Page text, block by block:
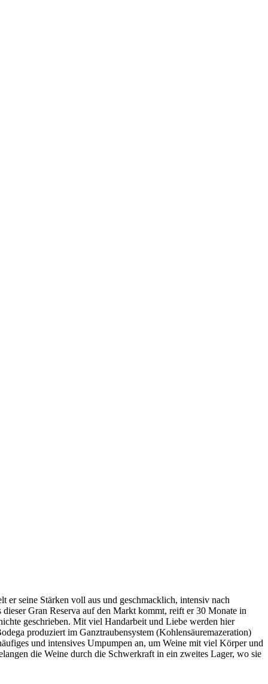
seine Stärken voll aus und geschmacklich, intensiv nach
Gran Reserva auf den Markt kommt, reift er 30 Monate in
geschrieben. Mit viel Handarbeit und Liebe werden hier
produziert im Ganztraubensystem (Kohlensäuremazeration)
und intensives Umpumpen an, um Weine mit viel Körper und
die Weine durch die Schwerkraft in ein zweites Lager, wo sie